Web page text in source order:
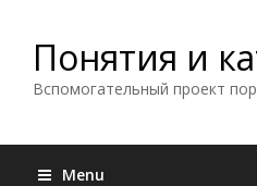
Понятия и
Вспомогательный проект
Menu